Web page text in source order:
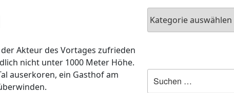
Akteur des Vortages zufrieden
nicht unter 1000 Meter Höhe.
auserkoren, ein Gasthof am